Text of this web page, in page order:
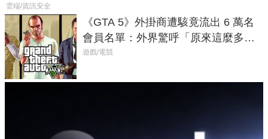
雲端/資訊安全
《GTA 5》外掛商遭駭竟流出 6 萬名
會員名單：外界驚呼「原來這麼多人
在開掛！」
遊戲/電競